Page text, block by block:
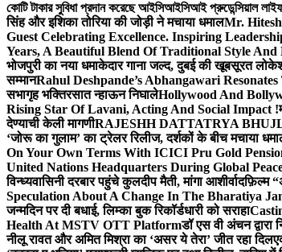
কোটি টাকার সুবিধা প্রদান করেছে আইসিআইসিআই প্রুডেন্সিয়াল লাইফ
सिंह और इशिका तोरिया की जोड़ी ने मचाया धमालMr.
Guest Celebrating Excellence. Inspiring
Years, A Beautiful Blend Of Traditional Style And
भोजपुरी का नया धमाकेदार गाना जल्द, दुबई की खूबसूरत
सम्मानRahul Deshpande’s Abhangawari
सभागृह भक्तिरसात न्हाऊन निघालेHollywood And
Rising Star Of Lavani, Acting And Social Impact !
देण्याची केली मागणीRAJESHH DATTATRYA
‘जोरू का गुलाम’ का ट्रेलर रिलीज, दर्शकों के बीच मचाया
On Your Own Terms With ICICI Pru Gold
United Nations Headquarters During Global
विन्ध्यवासिनी दरबार पहुंचे कुलदीप मैती, मांगा आशीर्वादफ़िल्म
Speculation About A Change In The Bharatiya
जन्मदिन पर दी बधाई, लिम्का बुक रिकॉर्डधारी को सराहा
Health At MSTV OTT Platformडॉ एस वी अंचन
नीलू रावत और अमित मिश्रा का ‘असर ये तेरा’ जीत रहा दिल